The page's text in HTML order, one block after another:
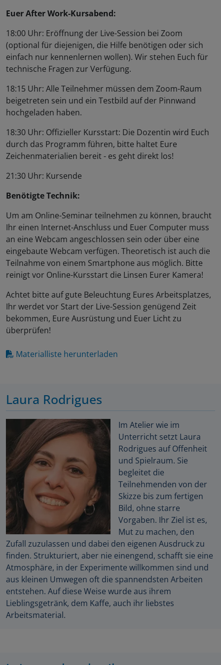
Euer After Work-Kursabend:
18:00 Uhr: Eröffnung der Live-Session bei Zoom
(optional für diejenigen, die Hilfe benötigen oder sich
einfach nur kennenlernen wollen). Wir stehen Euch für
technische Fragen zur Verfügung.
18:15 Uhr: Alle Teilnehmer müssen dem Zoom-Raum
beigetreten sein und ein Testbild auf der Pinnwand
hochgeladen haben.
18:30 Uhr: Offizieller Kursstart: Die Dozentin wird Euch
durch das Programm führen, bitte haltet Eure
Zeichenmaterialien bereit - es geht direkt los!
21:30 Uhr: Kursende
Benötigte Technik:
Um am Online-Seminar teilnehmen zu können, braucht
Ihr einen Internet-Anschluss und Euer Computer muss
an eine Webcam angeschlossen sein oder über eine
eingebaute Webcam verfügen. Theoretisch ist auch die
Teilnahme von einem Smartphone aus möglich. Bitte
reinigt vor Online-Kursstart die Linsen Eurer Kamera!
Achtet bitte auf gute Beleuchtung Eures Arbeitsplatzes,
Ihr werdet vor Start der Live-Session genügend Zeit
bekommen, Eure Ausrüstung und Euer Licht zu
überprüfen!
Materialliste herunterladen
Laura Rodrigues
Im Atelier wie im
Unterricht setzt Laura
Rodrigues auf Offenheit
und Spielraum. Sie
begleitet die
Teilnehmenden von der
Skizze bis zum fertigen
Bild, ohne starre
Vorgaben. Ihr Ziel ist es,
Mut zu machen, den
Zufall zuzulassen und dabei den eigenen Ausdruck zu
finden. Strukturiert, aber nie einengend, schafft sie eine
Atmosphäre, in der Experimente willkommen sind und
aus kleinen Umwegen oft die spannendsten Arbeiten
entstehen. Auf diese Weise wurde aus ihrem
Lieblingsgetränk, dem Kaffe, auch ihr liebstes
Arbeitsmaterial.